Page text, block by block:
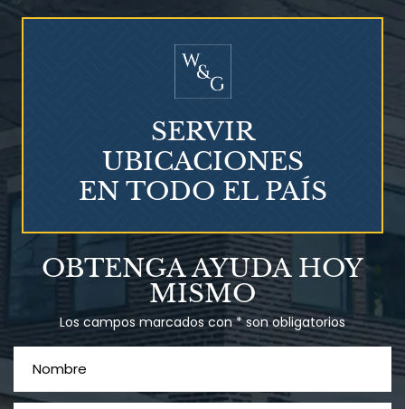
¿Quién corre el riesgo de
Talco en polvo
Ovary cancer
OBTENGA AYUDA HOY
MISMO
Los campos marcados con * son obligatorios
SERVIR
UBICACIONES
EN TODO EL PAÍS